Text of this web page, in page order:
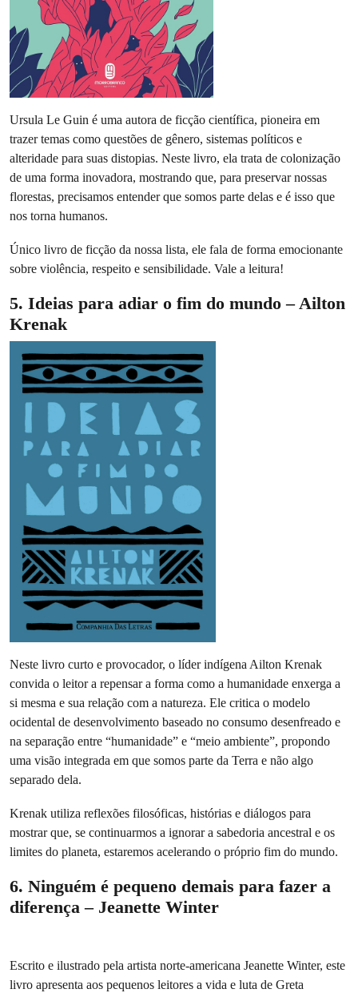
Ursula Le Guin é uma autora de ficção científica, pioneira em
trazer temas como questões de gênero, sistemas políticos e
alteridade para suas distopias. Neste livro, ela trata de colonização
de uma forma inovadora, mostrando que, para preservar nossas
florestas, precisamos entender que somos parte delas e é isso que
nos torna humanos.
Único livro de ficção da nossa lista, ele fala de forma emocionante
sobre violência, respeito e sensibilidade. Vale a leitura!
5. Ideias para adiar o fim do mundo – Ailton
Krenak
Neste livro curto e provocador, o líder indígena Ailton Krenak
convida o leitor a repensar a forma como a humanidade enxerga a
si mesma e sua relação com a natureza. Ele critica o modelo
ocidental de desenvolvimento baseado no consumo desenfreado e
na separação entre “humanidade” e “meio ambiente”, propondo
uma visão integrada em que somos parte da Terra e não algo
separado dela.
Krenak utiliza reflexões filosóficas, histórias e diálogos para
mostrar que, se continuarmos a ignorar a sabedoria ancestral e os
limites do planeta, estaremos acelerando o próprio fim do mundo.
6. Ninguém é pequeno demais para fazer a
diferença – Jeanette Winter
Escrito e ilustrado pela artista norte-americana Jeanette Winter, este
livro apresenta aos pequenos leitores a vida e luta de Greta